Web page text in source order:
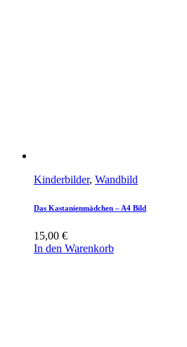
Kinderbilder, Wandbild
Das Kastanienmädchen – A4 Bild
15,00 €
In den Warenkorb